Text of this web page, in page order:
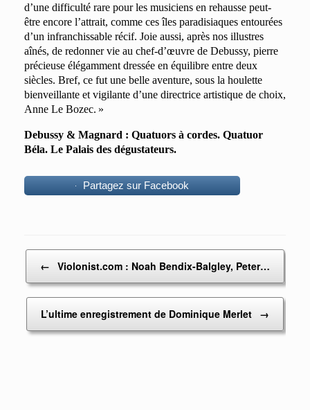
d’une difficulté rare pour les musiciens en rehausse peut-
être encore l’attrait, comme ces îles paradisiaques entourées
d’un infranchissable récif. Joie aussi, après nos illustres
aînés, de redonner vie au chef-d’œuvre de Debussy, pierre
précieuse élégamment dressée en équilibre entre deux
siècles. Bref, ce fut une belle aventure, sous la houlette
bienveillante et vigilante d’une directrice artistique de choix,
Anne Le Bozec. »
Debussy & Magnard : Quatuors à cordes. Quatuor
Béla. Le Palais des dégustateurs.
Partagez sur Facebook
← Violonist.com : Noah Bendix-Balgley, Peter…
L’ultime enregistrement de Dominique Merlet →